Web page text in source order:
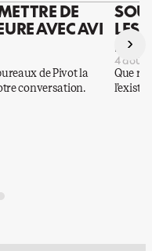
DE
AVEC AVI
de Pivot la
conversation.
LES
DES
4 août
Que
›